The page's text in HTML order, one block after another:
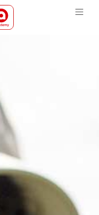
Canon Academy Logo